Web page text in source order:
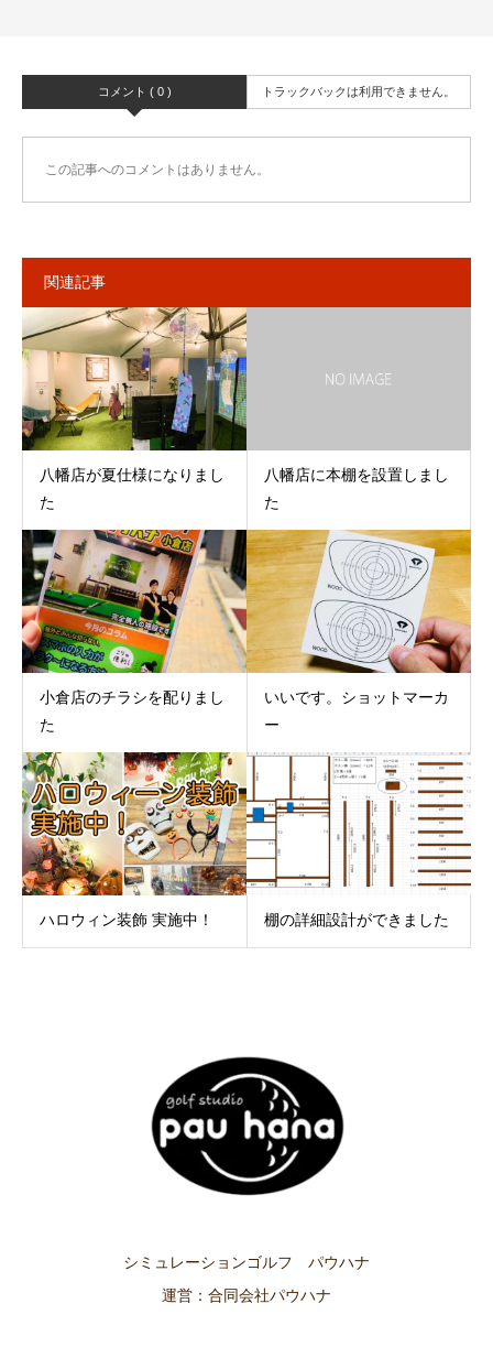
コメント ( 0 ) トラックバックは利用できません。
この記事へのコメントはありません。
関連記事
八幡店が夏仕様になりまし
た
八幡店に本棚を設置しまし
た
小倉店のチラシを配りまし
た
いいです。ショットマーカ
ー
ハロウィン装飾 実施中！ 棚の詳細設計ができました
シミュレーションゴルフ パウハナ
運営：合同会社パウハナ